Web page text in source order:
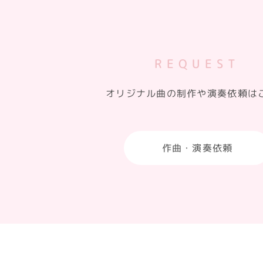
REQUEST
オリジナル曲の制作や演奏依頼は
作曲・演奏依頼